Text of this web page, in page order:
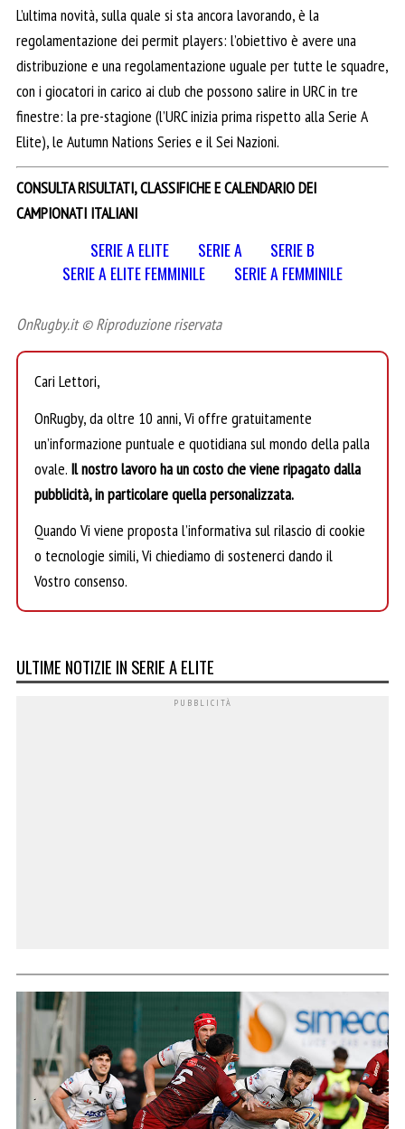
L’ultima novità, sulla quale si sta ancora lavorando, è la
regolamentazione dei permit players: l’obiettivo è avere una
distribuzione e una regolamentazione uguale per tutte le squadre,
con i giocatori in carico ai club che possono salire in URC in tre
finestre: la pre-stagione (l’URC inizia prima rispetto alla Serie A
Elite), le Autumn Nations Series e il Sei Nazioni.
CONSULTA RISULTATI, CLASSIFICHE E CALENDARIO DEI
CAMPIONATI ITALIANI
SERIE A ELITE SERIE A
SERIE B
SERIE A ELITE FEMMINILE
SERIE A FEMMINILE
OnRugby.it © Riproduzione riservata
Cari Lettori,
OnRugby, da oltre 10 anni, Vi offre gratuitamente
un’informazione puntuale e quotidiana sul mondo della palla
ovale. Il nostro lavoro ha un costo che viene ripagato dalla
pubblicità, in particolare quella personalizzata.
Quando Vi viene proposta l’informativa sul rilascio di cookie
o tecnologie simili, Vi chiediamo di sostenerci dando il
Vostro consenso.
ULTIME NOTIZIE IN SERIE A ELITE